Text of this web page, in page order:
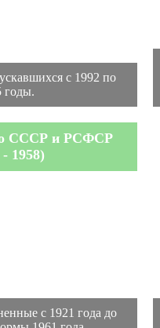
с 1992 по
годы.
СССР и РСФСР
- 1958)
с 1921 года до